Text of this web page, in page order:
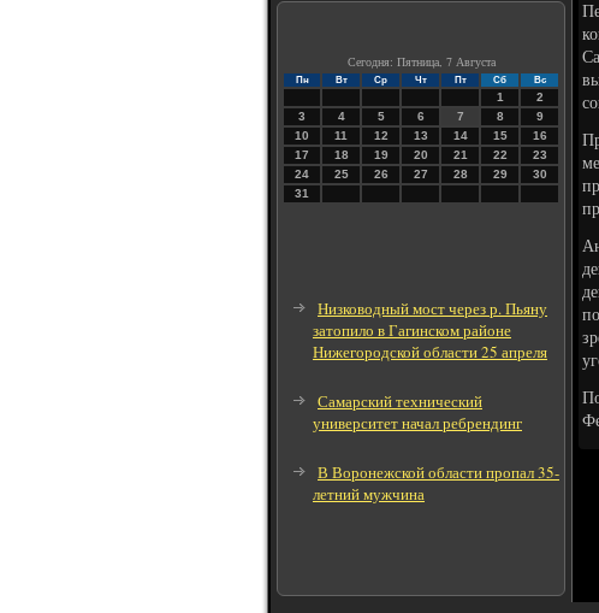
Сегодня: Пятница, 7 Августа
Пн Вт Ср Чт Пт Сб Вс
1
2
3
4 5 6 7 8
9
10
11 12 13 14 15
16
17
18 19 20 21 22
23
24
25 26 27 28 29
30
31
Низководный мост через р. Пьяну
затопило в Гагинском районе
Нижегородской области 25 апреля
Самарский технический
университет начал ребрендинг
В Воронежской области пропал 35-
летний мужчина